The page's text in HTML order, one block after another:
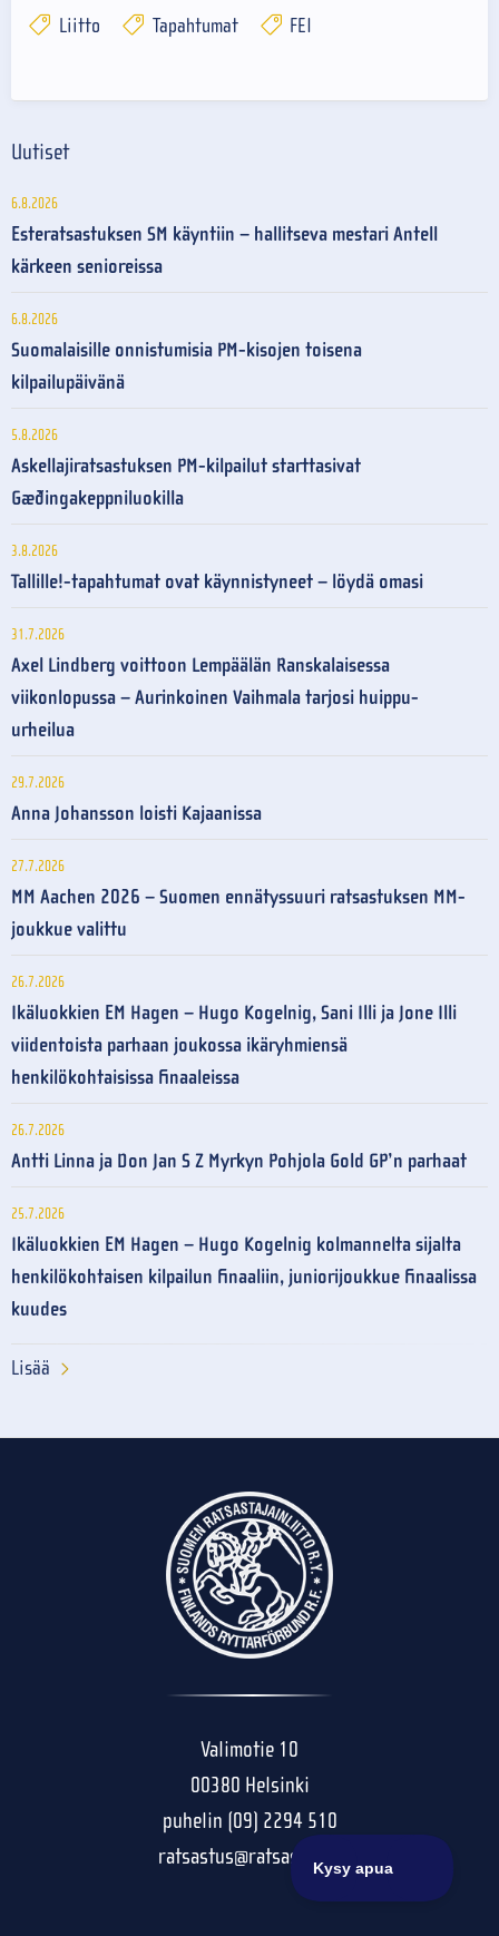
Liitto Tapahtumat FEI
Uutiset
6.8.2026
Esteratsastuksen SM käyntiin – hallitseva mestari Antell
kärkeen senioreissa
6.8.2026
Suomalaisille onnistumisia PM-kisojen toisena
kilpailupäivänä
5.8.2026
Askellajiratsastuksen PM-kilpailut starttasivat
Gæðingakeppniluokilla
3.8.2026
Tallille!-tapahtumat ovat käynnistyneet – löydä omasi
31.7.2026
Axel Lindberg voittoon Lempäälän Ranskalaisessa
viikonlopussa – Aurinkoinen Vaihmala tarjosi huippu-
urheilua
29.7.2026
Anna Johansson loisti Kajaanissa
27.7.2026
MM Aachen 2026 – Suomen ennätyssuuri ratsastuksen MM-
joukkue valittu
26.7.2026
Ikäluokkien EM Hagen – Hugo Kogelnig, Sani Illi ja Jone Illi
viidentoista parhaan joukossa ikäryhmiensä
henkilökohtaisissa finaaleissa
26.7.2026
Antti Linna ja Don Jan S Z Myrkyn Pohjola Gold GP’n parhaat
25.7.2026
Ikäluokkien EM Hagen – Hugo Kogelnig kolmannelta sijalta
henkilökohtaisen kilpailun finaaliin, juniorijoukkue finaalissa
kuudes
Lisää
Valimotie 10
00380 Helsinki
puhelin (09) 2294 510
ratsastus@ratsastus.fi